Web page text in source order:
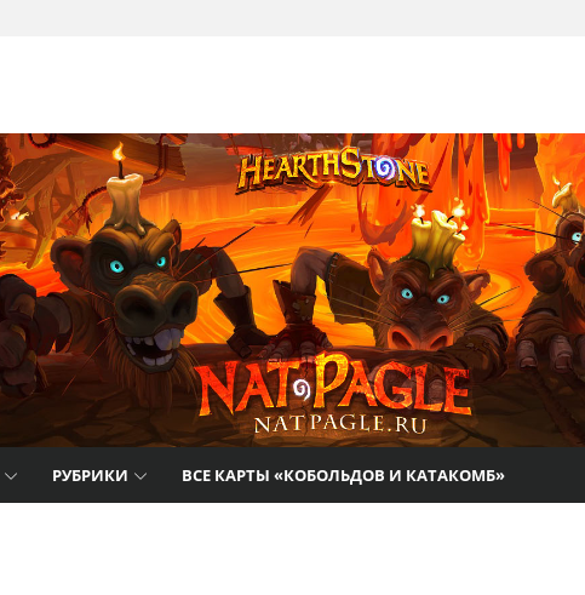
РУБРИКИ ВСЕ КАРТЫ «КОБОЛЬДОВ И КАТАКОМБ»